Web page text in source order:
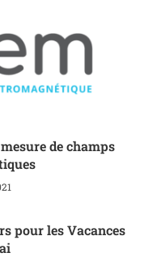
de champs
pour les Vacances